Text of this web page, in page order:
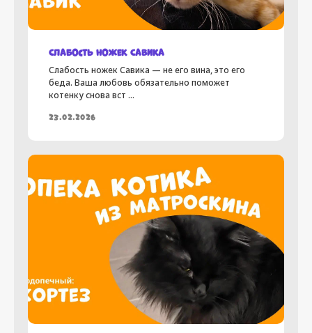
Слабость ножек Савика
Слабость ножек Савика — не его вина, это его
беда. Ваша любовь обязательно поможет
котенку снова вст ...
23.02.2026
помочь
Владельцам
Новости
Вконтакте
Программы фонда
Как мы работаем
Документация
Дизайн
и разработка сайта